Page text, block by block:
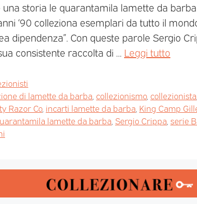
storia le quarantamila lamette da
‘90 colleziona esemplari da tutto il
dipendenza”. Con queste parole Sergio
consistente raccolta di … Leggi tutto
di lamette da barba collezionismo, collezionista
Razor Co, incarti lamette da barba King Camp
lamette da barba Sergio Crippa serie